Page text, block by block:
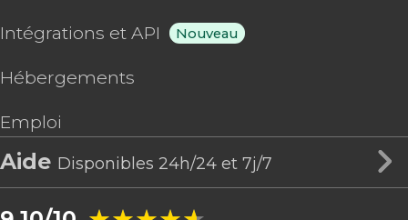
Intégrations et API Nouveau
Hébergements
Emploi
Aide Disponibles 24h/24 et 7j/7